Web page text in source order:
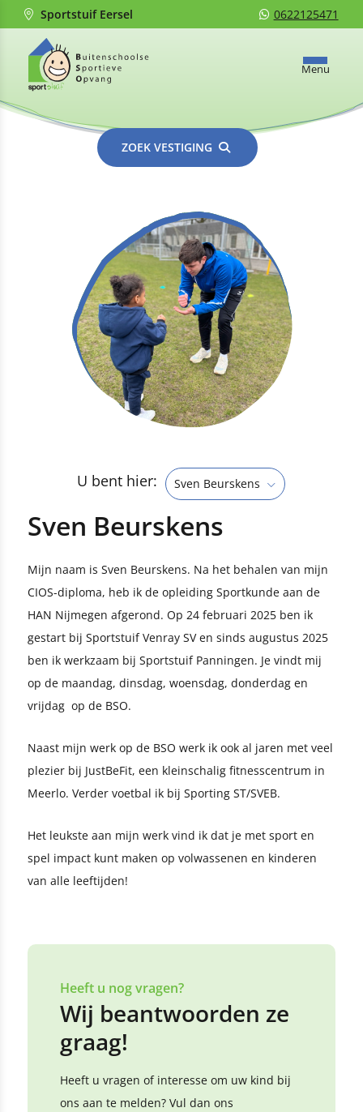
Sportstuif Eersel 0622125471
Menu
ZOEK VESTIGING
U bent hier: Sven Beurskens
Sven Beurskens
Mijn naam is Sven Beurskens. Na het behalen van mijn
CIOS-diploma, heb ik de opleiding Sportkunde aan de
HAN Nijmegen afgerond. Op 24 februari 2025 ben ik
gestart bij Sportstuif Venray SV en sinds augustus 2025
ben ik werkzaam bij Sportstuif Panningen. Je vindt mij
op de maandag, dinsdag, woensdag, donderdag en
vrijdag op de BSO.
Naast mijn werk op de BSO werk ik ook al jaren met veel
plezier bij JustBeFit, een kleinschalig fitnesscentrum in
Meerlo. Verder voetbal ik bij Sporting ST/SVEB.
Het leukste aan mijn werk vind ik dat je met sport en
spel impact kunt maken op volwassenen en kinderen
van alle leeftijden!
Heeft u nog vragen?
Wij beantwoorden ze
graag!
Heeft u vragen of interesse om uw kind bij
ons aan te melden? Vul dan ons